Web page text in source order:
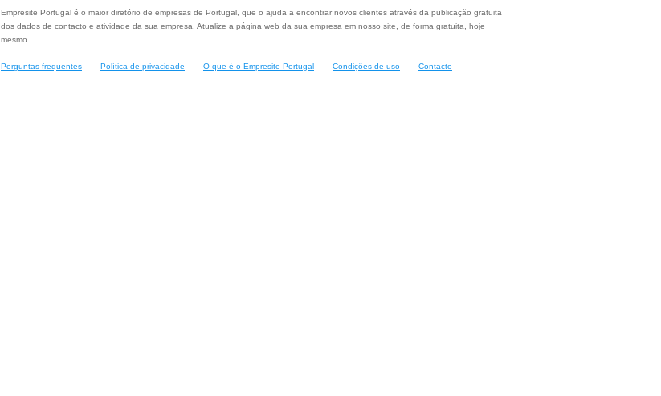
Empresite Portugal é o maior diretório de empresas de Portugal, que o ajuda a encontrar novos clientes através da publicação gratuita
dos dados de contacto e atividade da sua empresa. Atualize a página web da sua empresa em nosso site, de forma gratuita, hoje
mesmo.
Perguntas frequentes Política de privacidade O que é o Empresite Portugal Condições de uso Contacto